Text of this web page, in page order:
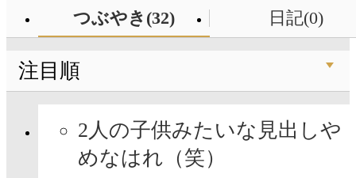
つぶやき(32) 日記(0)
注目順
2人の子供みたいな見出しや
めなはれ（笑）